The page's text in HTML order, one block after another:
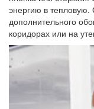
энергию в тепловую.
дополнительного
коридорах или на